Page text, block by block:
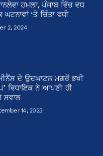
ਹਮਲਾ, ਪੰਜਾਬ ਵਿੱਚ ਵਧ
ਘਟਨਾਵਾਂ ‘ਤੇ ਚਿੰਤਾ ਵਧੀ
2, 2024
ਦੇ ਉਦਘਾਟਨ ਮਗਰੋਂ ਭਖੀ
ਵਿਧਾਇਕ ਨੇ ਆਪਣੀ ਹੀ
ਸਵਾਲ
14, 2023